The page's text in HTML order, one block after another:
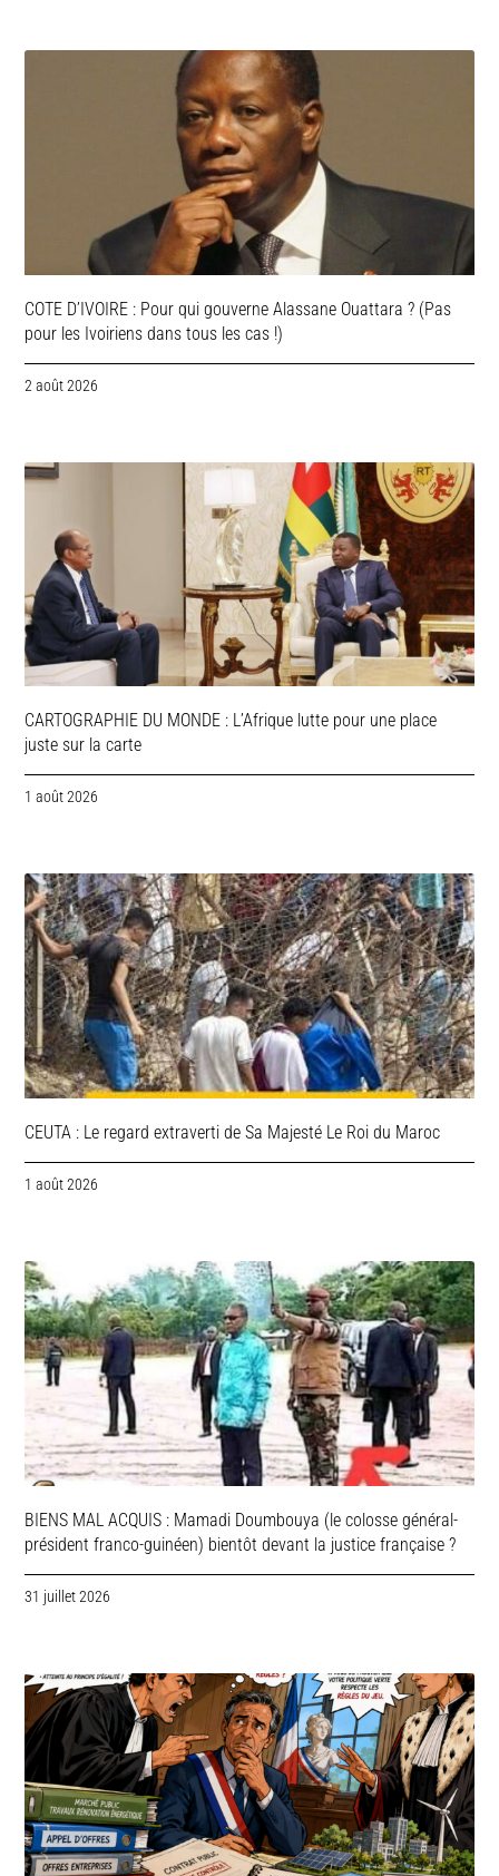
COTE D’IVOIRE : Pour qui gouverne Alassane Ouattara ? (Pas
pour les Ivoiriens dans tous les cas !)
2 août 2026
CARTOGRAPHIE DU MONDE : L’Afrique lutte pour une place
juste sur la carte
1 août 2026
CEUTA : Le regard extraverti de Sa Majesté Le Roi du Maroc
1 août 2026
BIENS MAL ACQUIS : Mamadi Doumbouya (le colosse général-
président franco-guinéen) bientôt devant la justice française ?
31 juillet 2026